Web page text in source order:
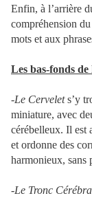
Enfin, à l’arrière
compréhension
mots et aux
Les bas-fonds de
-Le Cervelets’y
miniature, avec
cérébelleux. Il est
et ordonne des
harmonieux, sans
-Le Tronc